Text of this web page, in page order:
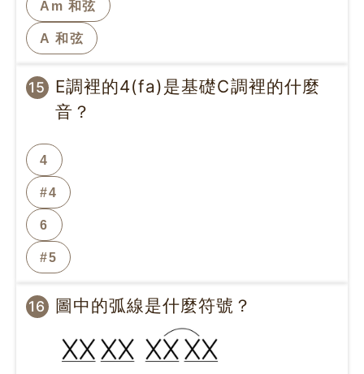
Am 和弦
A 和弦
15
E調裡的4(fa)是基礎C調裡的什麼
音？
4
#4
6
#5
16 圖中的弧線是什麼符號？